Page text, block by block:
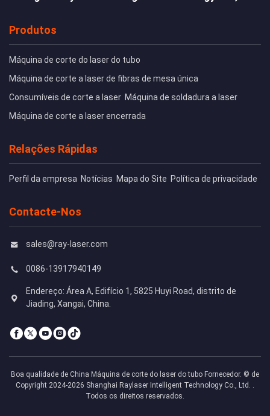
Produtos
Máquina de corte do laser do tubo
Máquina de corte a laser de fibras de mesa única
Consumíveis de corte a laser Máquina de soldadura a laser
Máquina de corte a laser encerrada
Relações Rápidas
Perfil da empresa Notícias Mapa do Site Política de privacidade
Contacte-Nos
sales@ray-laser.com
0086-13917940149
Endereço: Área A, Edifício 1, 5825 Huyi Road, distrito de
Jiading, Xangai, China.
Boa qualidade de China Máquina de corte do laser do tubo Fornecedor. © de
Copyright 2024-2026 Shanghai Raylaser Intelligent Technology Co., Ltd. .
Todos os direitos reservados.